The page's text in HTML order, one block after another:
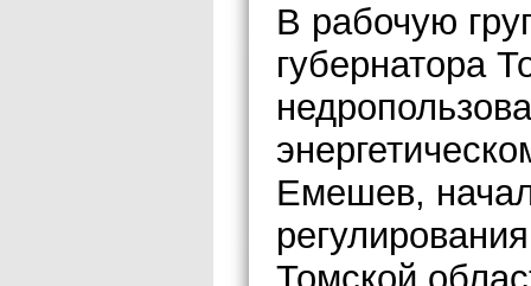
В рабочую
губернатора
Емешев,